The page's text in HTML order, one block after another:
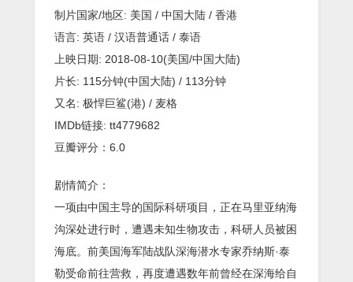
制片国家/地区: 美国 / 中国大陆 / 香港
语言: 英语 / 汉语普通话 / 泰语
上映日期: 2018-08-10(美国/中国大陆)
片长: 115分钟(中国大陆) / 113分钟
又名: 极悍巨鲨(港) / 麦格
IMDb链接: tt4779682
豆瓣评分：6.0
剧情简介：
一项由中国主导的国际科研项目，正在马里亚纳海
沟深处进行时，遭遇未知生物攻击，科研人员被困
海底。前美国海军陆战队深海潜水专家乔纳斯·泰
勒受命前往营救，再度遭遇数年前曾经在深海给自